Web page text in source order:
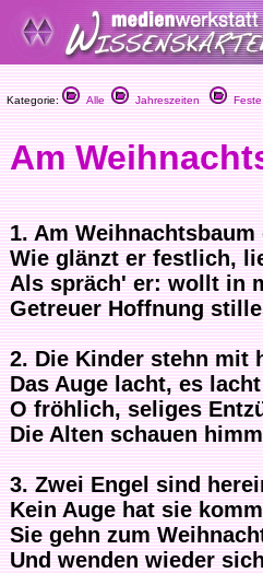
Kategorie: Alle Jahreszeiten Feste,
Am
1. Am
Wie glänzt er festlich,
Als spräch' er: wollt in
Getreuer Hoffnung
2. Die Kinder stehn mit
Das Auge lacht, es
O fröhlich, seliges
Die Alten schauen
3. Zwei Engel sind
Kein Auge hat sie
Sie gehn zum
Und wenden wieder